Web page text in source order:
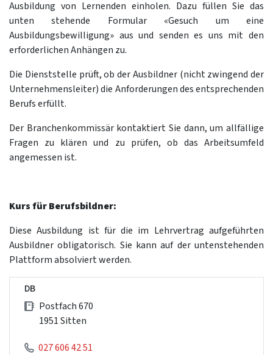
Ausbildung von Lernenden einholen. Dazu füllen Sie das
unten stehende Formular «Gesuch um eine
Ausbildungsbewilligung» aus und senden es uns mit den
erforderlichen Anhängen zu.
Die Dienststelle prüft, ob der Ausbildner (nicht zwingend der
Unternehmensleiter) die Anforderungen des entsprechenden
Berufs erfüllt.
Der Branchenkommissär kontaktiert Sie dann, um allfällige
Fragen zu klären und zu prüfen, ob das Arbeitsumfeld
angemessen ist.
Kurs für Berufsbildner:
Diese Ausbildung ist für die im Lehrvertrag aufgeführten
Ausbildner obligatorisch. Sie kann auf der untenstehenden
Plattform absolviert werden.
DB
Postfach 670
1951 Sitten
027 606 42 51